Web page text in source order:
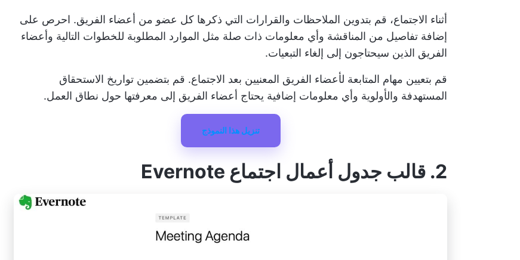
أثناء الاجتماع، قم بتدوين الملاحظات والقرارات التي ذكرها كل عضو من أعضاء الفريق. احرص على
إضافة تفاصيل من المناقشة وأي معلومات ذات صلة مثل الموارد المطلوبة للخطوات التالية وأعضاء
الفريق الذين سيحتاجون إلى إلغاء التبعيات.
قم بتعيين مهام المتابعة لأعضاء الفريق المعنيين بعد الاجتماع. قم بتضمين تواريخ الاستحقاق
المستهدفة والأولوية وأي معلومات إضافية يحتاج أعضاء الفريق إلى معرفتها حول نطاق العمل.
تنزيل هذا النموذج
2. قالب جدول أعمال اجتماع Evernote